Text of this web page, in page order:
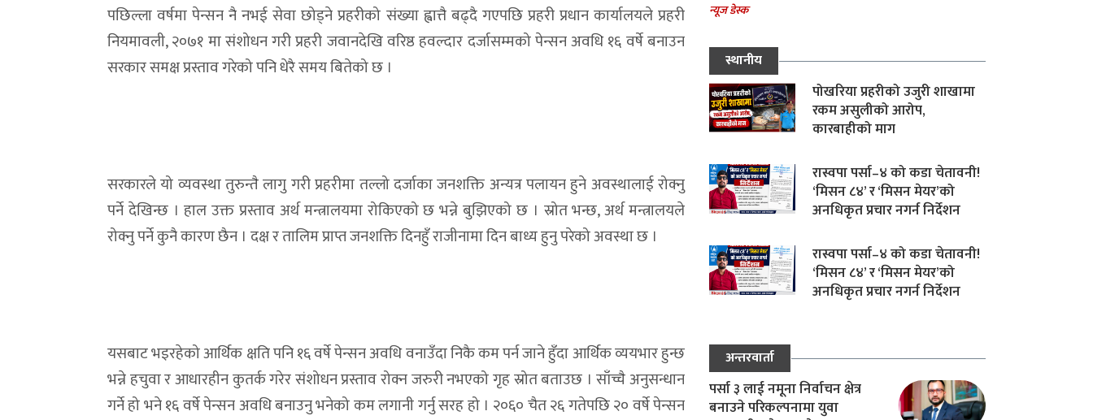
पछिल्ला वर्षमा पेन्सन नै नभई सेवा छोड्ने प्रहरीको संख्या ह्वात्तै बढ्दै गएपछि प्रहरी प्रधान कार्यालयले प्रहरी
नियमावली, २०७१ मा संशोधन गरी प्रहरी जवानदेखि वरिष्ठ हवल्दार दर्जासम्मको पेन्सन अवधि १६ वर्षे बनाउन
सरकार समक्ष प्रस्ताव गरेको पनि धेरै समय बितेको छ ।
सरकारले यो व्यवस्था तुरुन्तै लागु गरी प्रहरीमा तल्लो दर्जाका जनशक्ति अन्यत्र पलायन हुने अवस्थालाई रोक्नु
पर्ने देखिन्छ । हाल उक्त प्रस्ताव अर्थ मन्त्रालयमा रोकिएको छ भन्ने बुझिएको छ । स्रोत भन्छ, अर्थ मन्त्रालयले
रोक्नु पर्ने कुनै कारण छैन । दक्ष र तालिम प्राप्त जनशक्ति दिनहुँ राजीनामा दिन बाध्य हुनु परेको अवस्था छ ।
यसबाट भइरहेको आर्थिक क्षति पनि १६ वर्षे पेन्सन अवधि वनाउँदा निकै कम पर्न जाने हुँदा आर्थिक व्ययभार हुन्छ
भन्ने हचुवा र आधारहीन कुतर्क गरेर संशोधन प्रस्ताव रोक्न जरुरी नभएको गृह स्रोत बताउछ । साँच्चै अनुसन्धान
गर्ने हो भने १६ वर्षे पेन्सन अवधि बनाउनु भनेको कम लगानी गर्नु सरह हो । २०६० चैत २६ गतेपछि २० वर्षे पेन्सन
न्यूज डेस्क
स्थानीय
पोखरिया प्रहरीको उजुरी शाखामा
रकम असुलीको आरोप,
कारबाहीको माग
रास्वपा पर्सा–४ को कडा चेतावनी!
‘मिसन ८४’ र ‘मिसन मेयर’को
अनधिकृत प्रचार नगर्न निर्देशन
रास्वपा पर्सा–४ को कडा चेतावनी!
‘मिसन ८४’ र ‘मिसन मेयर’को
अनधिकृत प्रचार नगर्न निर्देशन
अन्तरवार्ता
पर्सा ३ लाई नमूना निर्वाचन क्षेत्र
बनाउने परिकल्पनामा युवा